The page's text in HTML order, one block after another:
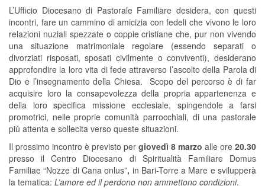
L’Ufficio Diocesano di Pastorale Familiare desidera, con questi
incontri, fare un cammino di amicizia con fedeli che vivono le loro
relazioni nuziali spezzate o coppie cristiane che, pur non vivendo
una situazione matrimoniale regolare (essendo separati o
divorziati risposati, sposati civilmente o conviventi), desiderano
approfondire la loro vita di fede attraverso l’ascolto della Parola di
Dio e l’insegnamento della Chiesa. Scopo del percorso è di far
acquisire loro la consapevolezza della propria appartenenza e
della loro specifica missione ecclesiale, spingendole a farsi
promotrici, nelle proprie comunità parrocchiali, di una pastorale
più attenta e sollecita verso queste situazioni.
Il prossimo incontro è previsto per giovedì 8 marzo alle ore 20.30
presso il Centro Diocesano di Spiritualità Familiare Domus
Familiae “Nozze di Cana onlus”, in Bari-Torre a Mare e svilupperà
la tematica: L’amore ed il perdono non ammettono condizioni.